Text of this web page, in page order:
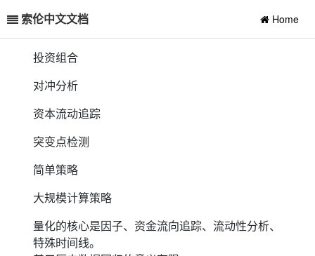
索伦中文文档 Home
投资组合
对冲分析
资本流动追踪
突变点检测
简单策略
大规模计算策略
量化的核心是因子、资金流向追踪、流动性分析、
特殊时间线。